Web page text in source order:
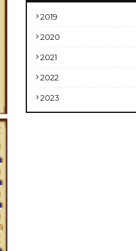
2019
2020
2021
2022
2023